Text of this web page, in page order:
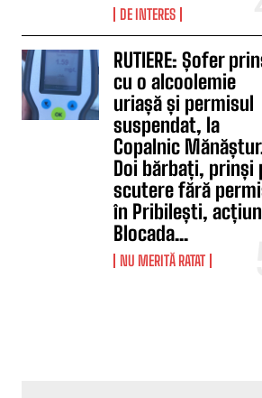
DE INTERES
RUTIERE: Șofer
cu o alcoolemie
uriașă și permisul
suspendat, la
Copalnic
Doi bărbați, prinși
scutere fără
în Pribilești,
Blocada...
NU MERITĂ RATAT